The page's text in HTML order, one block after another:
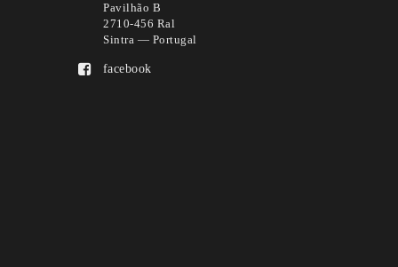
Pavilhão B
2710-456 Ral
Sintra — Portugal
facebook